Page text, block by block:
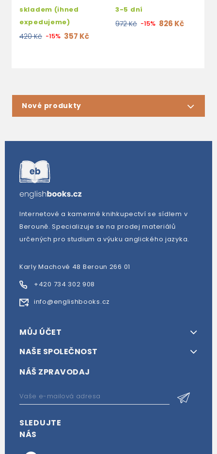
skladem (ihned
expedujeme)
420 Kč -15% 357 Kč
3-5 dní
972 Kč -15% 826 Kč
Nové produkty
Internetové a kamenné knihkupectví se sídlem v
Berouně. Specializuje se na prodej materiálů
určených pro studium a výuku anglického jazyka.
Karly Machové 48 Beroun 266 01
+420 734 302 908
info@englishbooks.cz
MŮJ ÚČET
NAŠE SPOLEČNOST
NÁŠ ZPRAVODAJ
SLEDUJTE
NÁS